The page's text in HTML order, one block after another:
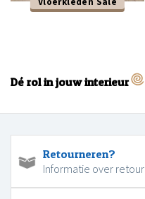
Dé rol in jouw interieur
Retourneren?
Informatie over retour